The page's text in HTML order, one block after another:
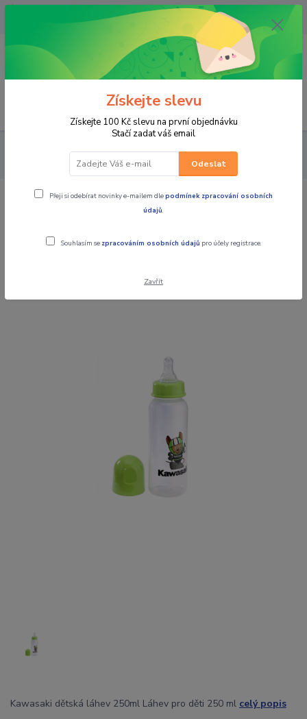
OPAVA 733537099/HLUČÍN
734541648/OLOMOUC 734593593
0,00 CZK
PRO JEZDCE KAWASAKI oblečení doplňky
DOPLŇKY
Kawasaki dětská láhev 240ml
Kawasaki dětská láhev 240ml
Kawasaki dětská láhev 250ml Láhev pro děti 250 ml celý popis
Získejte slevu
Získejte 100 Kč slevu na první objednávku
Stačí zadat váš email
Odeslat
Přeji si odebírat novinky e-mailem dlepodmínek zpracování osobních
údajů.
Souhlasím se zpracováním osobních údajů pro účely registrace.
Zavřít